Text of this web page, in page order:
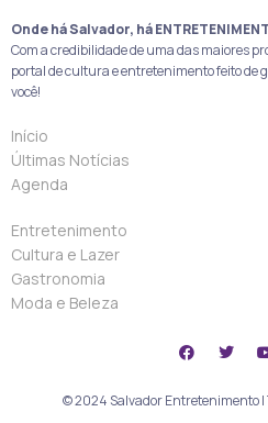
Onde há Salvador, há
Com a credibilidade de uma das maiores
portal de cultura e entretenimento feito de
você!
Início
Últimas Notícias
Agenda
Entretenimento
Cultura e Lazer
Gastronomia
Moda e Beleza
© 2024 Salvador Entretenimento |